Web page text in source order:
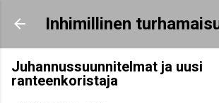
Siirry pääsisältöön
Inhimillinen
Juhannussuunnitelmat ja uusi
ranteenkoristaja